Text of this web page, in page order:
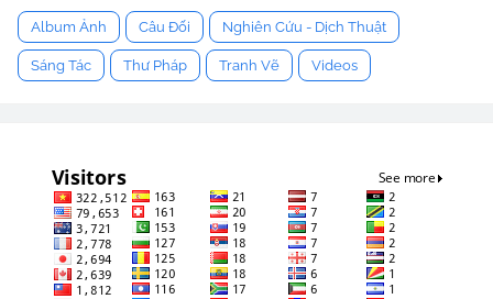
Album Ảnh Câu Đối Nghiên Cứu - Dịch Thuật
Sáng Tác Thư Pháp Tranh Vẽ Videos